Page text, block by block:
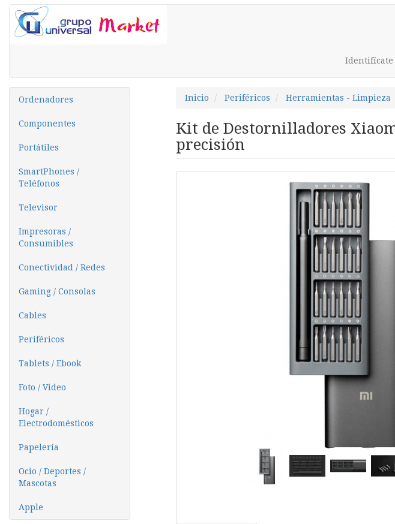
Identifícate
Ordenadores
Componentes
Portátiles
SmartPhones /
Teléfonos
Televisor
Impresoras /
Consumibles
Conectividad / Redes
Gaming / Consolas
Cables
Periféricos
Tablets / Ebook
Foto / Video
Hogar /
Electrodomésticos
Papelería
Ocio / Deportes /
Mascotas
Apple
Inicio Periféricos Herramientas - Limpieza
Kit de Destornilladores
precisión